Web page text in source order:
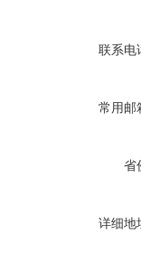
联系电
常用邮
省
详细地